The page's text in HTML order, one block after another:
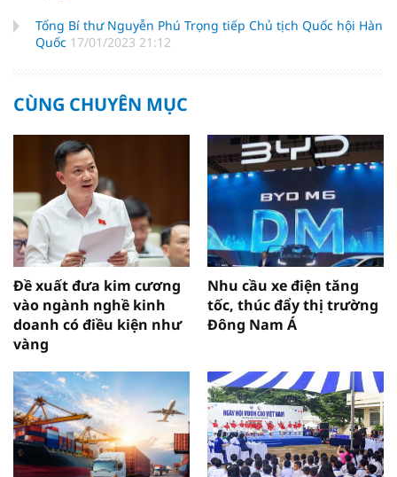
Tổng Bí thư Nguyễn Phú Trọng tiếp Chủ tịch Quốc hội Hàn
Quốc 17/01/2023 21:12
CÙNG CHUYÊN MỤC
Đề xuất đưa kim cương
vào ngành nghề kinh
doanh có điều kiện như
vàng
Nhu cầu xe điện tăng
tốc, thúc đẩy thị trường
Đông Nam Á